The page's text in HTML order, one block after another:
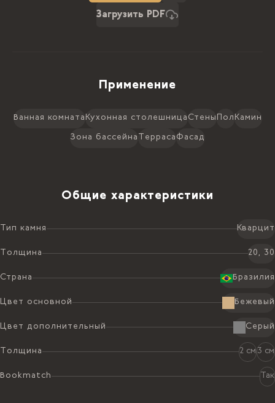
Загрузить PDF
Применение
Ванная комната Кухонная столешница Стены ПолКамин
Зона бассейна Терраса Фасад
Общие характеристики
Тип камня Кварцит
Толщина 20, 30
Страна Бразилия
Цвет основной Бежевый
Цвет дополнительный Серый
Толщина 2 см 3 см
Bookmatch Так